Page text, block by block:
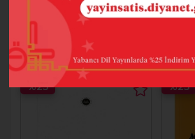
BUNLARI DA
%25 %25